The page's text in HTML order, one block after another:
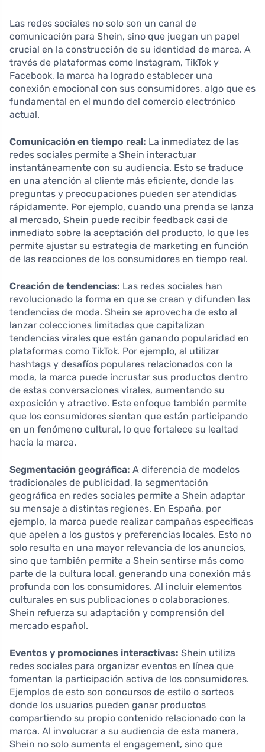
Las redes sociales no solo son un canal de
comunicación para Shein, sino que juegan un papel
crucial en la construcción de su identidad de marca. A
través de plataformas como Instagram, TikTok y
Facebook, la marca ha logrado establecer una
conexión emocional con sus consumidores, algo que es
fundamental en el mundo del comercio electrónico
actual.
Comunicación en tiempo real: La inmediatez de las
redes sociales permite a Shein interactuar
instantáneamente con su audiencia. Esto se traduce
en una atención al cliente más eficiente, donde las
preguntas y preocupaciones pueden ser atendidas
rápidamente. Por ejemplo, cuando una prenda se lanza
al mercado, Shein puede recibir feedback casi de
inmediato sobre la aceptación del producto, lo que les
permite ajustar su estrategia de marketing en función
de las reacciones de los consumidores en tiempo real.
Creación de tendencias: Las redes sociales han
revolucionado la forma en que se crean y difunden las
tendencias de moda. Shein se aprovecha de esto al
lanzar colecciones limitadas que capitalizan
tendencias virales que están ganando popularidad en
plataformas como TikTok. Por ejemplo, al utilizar
hashtags y desafíos populares relacionados con la
moda, la marca puede incrustar sus productos dentro
de estas conversaciones virales, aumentando su
exposición y atractivo. Este enfoque también permite
que los consumidores sientan que están participando
en un fenómeno cultural, lo que fortalece su lealtad
hacia la marca.
Segmentación geográfica: A diferencia de modelos
tradicionales de publicidad, la segmentación
geográfica en redes sociales permite a Shein adaptar
su mensaje a distintas regiones. En España, por
ejemplo, la marca puede realizar campañas específicas
que apelen a los gustos y preferencias locales. Esto no
solo resulta en una mayor relevancia de los anuncios,
sino que también permite a Shein sentirse más como
parte de la cultura local, generando una conexión más
profunda con los consumidores. Al incluir elementos
culturales en sus publicaciones o colaboraciones,
Shein refuerza su adaptación y comprensión del
mercado español.
Eventos y promociones interactivas: Shein utiliza
redes sociales para organizar eventos en línea que
fomentan la participación activa de los consumidores.
Ejemplos de esto son concursos de estilo o sorteos
donde los usuarios pueden ganar productos
compartiendo su propio contenido relacionado con la
marca. Al involucrar a su audiencia de esta manera,
Shein no solo aumenta el engagement, sino que